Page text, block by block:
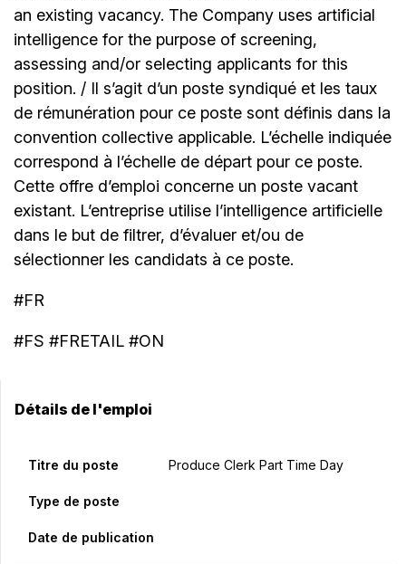
an existing vacancy. The Company uses artificial
intelligence for the purpose of screening,
assessing and/or selecting applicants for this
position. / Il s’agit d’un poste syndiqué et les taux
de rémunération pour ce poste sont définis dans la
convention collective applicable. L’échelle indiquée
correspond à l’échelle de départ pour ce poste.
Cette offre d’emploi concerne un poste vacant
existant. L’entreprise utilise l’intelligence artificielle
dans le but de filtrer, d’évaluer et/ou de
sélectionner les candidats à ce poste.
#FR
#FS #FRETAIL #ON
Détails de l'emploi
Titre du poste Produce Clerk Part Time Day
Type de poste
Date de publication